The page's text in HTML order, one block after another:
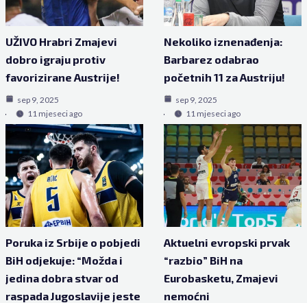
UŽIVO Hrabri Zmajevi
dobro igraju protiv
favorizirane Austrije!
sep 9, 2025
11 mjeseci ago
Nekoliko iznenađenja:
Barbarez odabrao
početnih 11 za Austriju!
sep 9, 2025
11 mjeseci ago
Poruka iz Srbije o pobjedi
BiH odjekuje: “Možda i
jedina dobra stvar od
raspada Jugoslavije jeste
Aktuelni evropski prvak
“razbio” BiH na
Eurobasketu, Zmajevi
nemoćni